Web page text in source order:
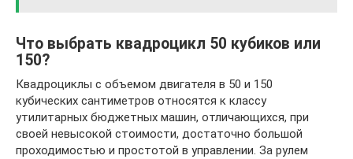
Что выбрать квадроцикл 50 кубиков или
150?
Квадроциклы с объемом двигателя в 50 и 150
кубических сантиметров относятся к классу
утилитарных бюджетных машин, отличающихся, при
своей невысокой стоимости, достаточно большой
проходимостью и простотой в управлении. За рулем